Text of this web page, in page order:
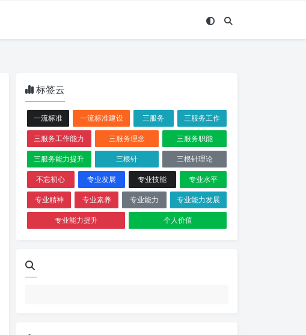
标签云
一流标准 一流标准建设 三服务
三服务工作
三服务工作能力
三服务理念
三服务职能
三服务能力提升
三根针
三根针理论
不忘初心
专业发展 专业技能
专业水平
专业精神
专业素养 专业能力
专业能力发展
专业能力提升
个人价值